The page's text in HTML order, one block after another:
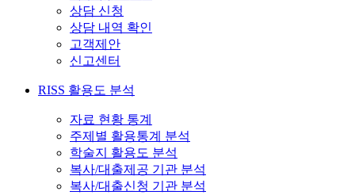
상담 신청
상담 내역 확인
고객제안
신고센터
RISS 활용도 분석
자료 현황 통계
주제별 활용통계 분석
학술지 활용도 분석
복사/대출제공 기관 분석
복사/대출신청 기관 분석